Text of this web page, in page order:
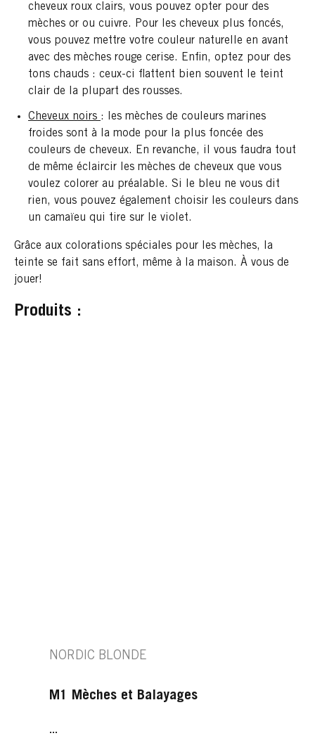
cheveux roux clairs, vous pouvez opter pour des
mèches or ou cuivre. Pour les cheveux plus foncés,
vous pouvez mettre votre couleur naturelle en avant
avec des mèches rouge cerise. Enfin, optez pour des
tons chauds : ceux-ci flattent bien souvent le teint
clair de la plupart des rousses.
Cheveux noirs : les mèches de couleurs marines
froides sont à la mode pour la plus foncée des
couleurs de cheveux. En revanche, il vous faudra tout
de même éclaircir les mèches de cheveux que vous
voulez colorer au préalable. Si le bleu ne vous dit
rien, vous pouvez également choisir les couleurs dans
un camaïeu qui tire sur le violet.
Grâce aux colorations spéciales pour les mèches, la
teinte se fait sans effort, même à la maison. À vous de
jouer!
Produits :
NORDIC BLONDE
M1 Mèches et Balayages
...